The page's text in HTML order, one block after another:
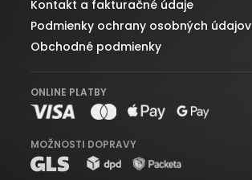
Kontakt a fakturačné údaje
Podmienky ochrany osobných údajov
Obchodné podmienky
ONLINE PLATBY
MOŽNOSTI DOPRAVY